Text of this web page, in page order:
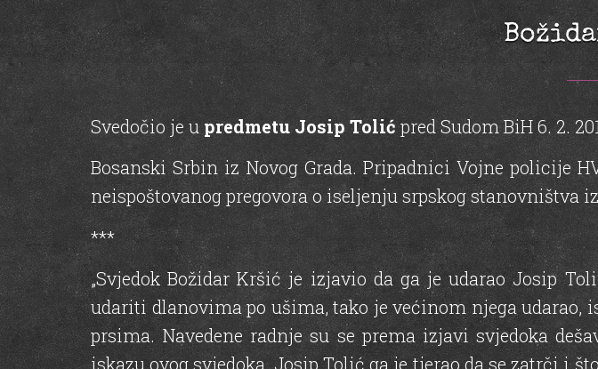
Svedočio je upredmetu Josip Tolićpred Sudom BiH 6. 2.
Bosanski Srbin iz Novog Grada. Pripadnici Vojne policije
neispoštovanog pregovora o iseljenju srpskog stanovništva
***
„Svjedok Božidar Kršić je izjavio da ga je udarao Josip
udariti dlanovima po ušima, tako je većinom njega udarao,
prsima. Navedene radnje su se prema izjavi svjedoka
iskazu ovog svjedoka, Josip Tolić ga je tjerao da se zatrči i